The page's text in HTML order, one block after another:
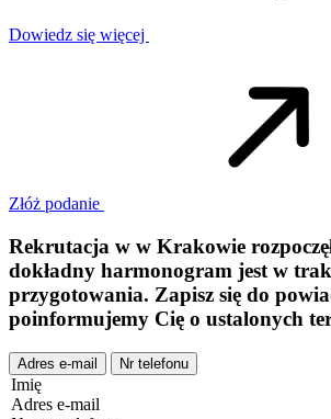
Dowiedz się więcej
Złóż podanie
Rekrutacja w w Krakowie
dokładny harmonogram jest w
przygotowania. Zapisz się do
poinformujemy Cię o ustalonych
Adres e-mail Nr telefonu
Imię
Adres e-mail